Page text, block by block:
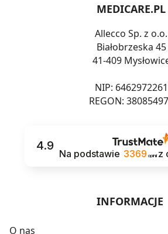
MEDICARE.PL
Allecco Sp. z o.o.
Białobrzeska 45
41-409
NIP: 6462972261
REGON:
4.9
Na podstawie 3369 opinii z
INFORMACJE
O nas